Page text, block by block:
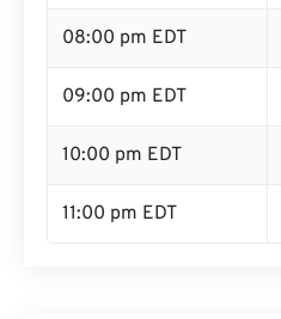
08:00 pm EDT
09:00 pm EDT
10:00 pm EDT
11:00 pm EDT